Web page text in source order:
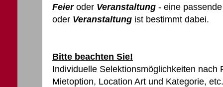
Feieroder Veranstaltung - eine
oder Veranstaltung ist bestimmt dabei.
Bitte beachten Sie!
Individuelle Selektionsmöglichkeiten nach
Mietoption, Location Art und Kategorie,